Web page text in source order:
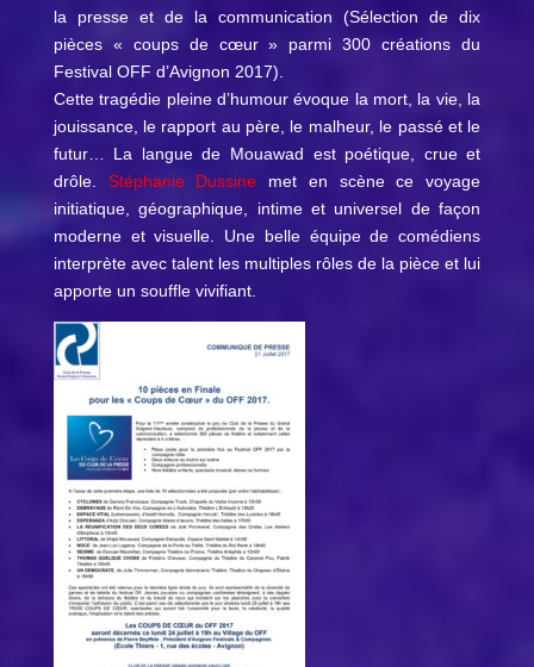
la presse et de la communication (Sélection de dix
pièces « coups de cœur » parmi 300 créations du
Festival OFF d’Avignon 2017).
Cette tragédie pleine d’humour évoque la mort, la vie, la
jouissance, le rapport au père, le malheur, le passé et le
futur… La langue de Mouawad est poétique, crue et
drôle. Stéphanie Dussine met en scène ce voyage
initiatique, géographique, intime et universel de façon
moderne et visuelle. Une belle équipe de comédiens
interprète avec talent les multiples rôles de la pièce et lui
apporte un souffle vivifiant.